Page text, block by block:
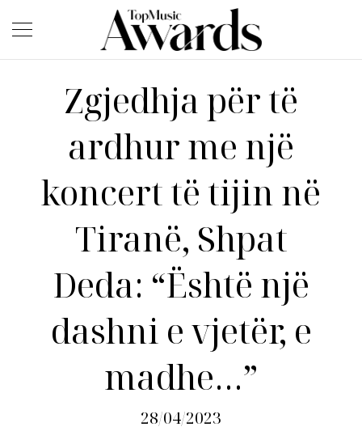
Zgjedhja për të
ardhur me një
koncert të tijin në
Tiranë, Shpat
Deda: “Është një
dashni e vjetër, e
madhe…”
28/04/2023